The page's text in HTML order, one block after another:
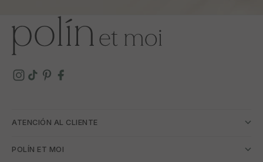
ATENCIÓN AL CLIENTE
POLÍN ET MOI